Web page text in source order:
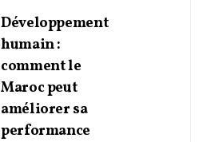
Développement
humain :
comment le
Maroc peut
améliorer sa
performance